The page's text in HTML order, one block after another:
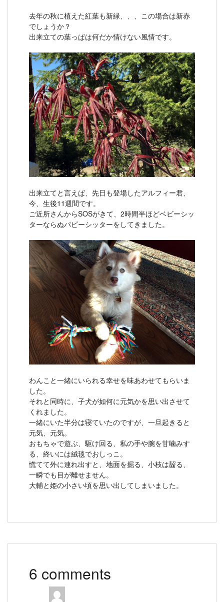
去年の秋に植えた紅葉も新緑、、、この場合は新赤
でしょうか？
出来立ての葉っぱは何だか情けない風情です。
出来立てと言えば、先日も登場したアルフィー君、
今、生後11週間です。
ご近所さんからSOSがきて、2時間半ほどベビーシッ
ターならぬパピーシッターをしてきました。
わんこと一緒にいられる幸せを味あわせてもらいま
した。
それと同時に、子犬が如何に元気かを思い出させて
くれました。
一緒にいた半分は寝ていたのですが、一旦起きると
元気、元気。
おもちゃで遊ぶ、駆け回る、私の手や腕を甘噛みす
る、終いには絨毯でおしっこ。
慌てて外に連れ出すと、地面を掘る、小枝は齧る、
一瞬でも目が離せません。
大輔と姫の小さい頃を思い出してしまいました。
6 comments